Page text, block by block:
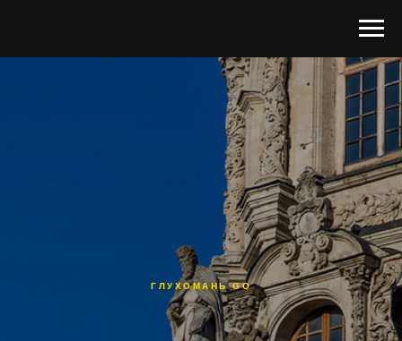
ГЛУХОМАНЬ GO